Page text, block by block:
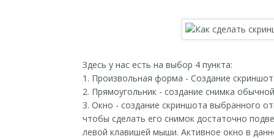
Здесь у нас есть на выбор 4 пункта:
1. Произвольная форма - Создание
2. Прямоугольник - создание снимка
3. Окно - создание скриншота выбранного
чтобы сделать его снимок достаточно
левой клавишей мыши. Активное окно в